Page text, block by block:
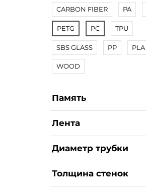
CARBON FIBER PA
PETG PC TPU
SBS GLASS PP PLA
WOOD
Память
Лента
Диаметр трубки
Толщина стенок